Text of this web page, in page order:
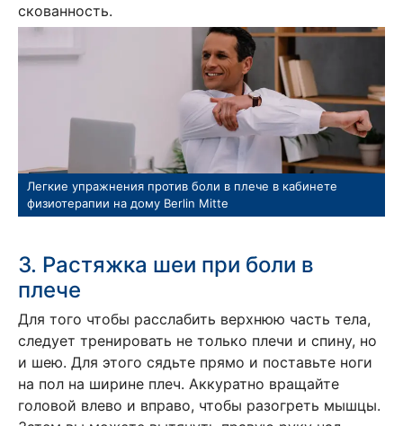
скованность.
Легкие упражнения против боли в плече в кабинете
физиотерапии на дому Berlin Mitte
3. Растяжка шеи при боли в
плече
Для того чтобы расслабить верхнюю часть тела,
следует тренировать не только плечи и спину, но
и шею. Для этого сядьте прямо и поставьте ноги
на пол на ширине плеч. Аккуратно вращайте
головой влево и вправо, чтобы разогреть мышцы.